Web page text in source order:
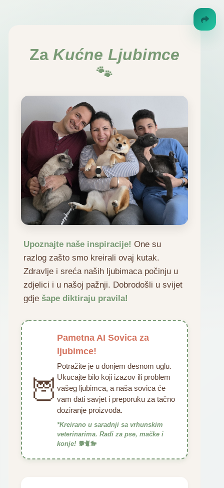
Za Kućne Ljubimce
🐾
Upoznajte naše inspiracije! One su
razlog zašto smo kreirali ovaj kutak.
Zdravlje i sreća naših ljubimaca počinju u
zdjelici i u našoj pažnji. Dobrodošli u svijet
gdje šape diktiraju pravila!
🦉
Pametna AI Sovica za
ljubimce!
Potražite je u donjem desnom uglu.
Ukucajte bilo koji izazov ili problem
vašeg ljubimca, a naša sovica će
vam dati savjet i preporuku za tačno
doziranje proizvoda.
*Kreirano u saradnji sa vrhunskim
veterinarima. Radi za pse, mačke i
konje! 🐕🐈🐎